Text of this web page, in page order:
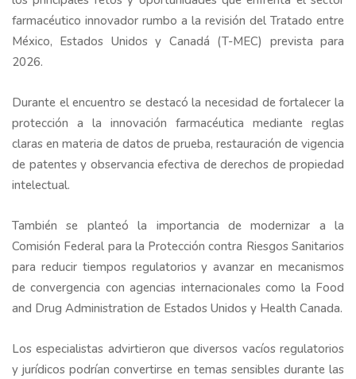
farmacéutico innovador rumbo a la revisión del Tratado entre
México, Estados Unidos y Canadá (T-MEC) prevista para
2026.
Durante el encuentro se destacó la necesidad de fortalecer la
protección a la innovación farmacéutica mediante reglas
claras en materia de datos de prueba, restauración de vigencia
de patentes y observancia efectiva de derechos de propiedad
intelectual.
También se planteó la importancia de modernizar a la
Comisión Federal para la Protección contra Riesgos Sanitarios
para reducir tiempos regulatorios y avanzar en mecanismos
de convergencia con agencias internacionales como la Food
and Drug Administration de Estados Unidos y Health Canada.
Los especialistas advirtieron que diversos vacíos regulatorios
y jurídicos podrían convertirse en temas sensibles durante las